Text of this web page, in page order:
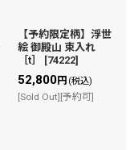
【予約限定柄】浮世
絵 御殿山 束入れ
［t］
[74222]
52,800円 (税込)
[Sold Out][予約可]